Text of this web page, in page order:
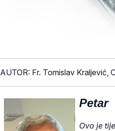
AUTOR: Fr. Tomislav Kraljević,
Petar
Ovo je